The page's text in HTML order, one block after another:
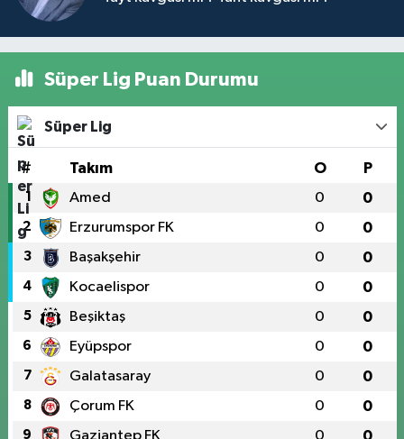
Süper Lig Puan Durumu
Süper Lig
# Takım O P
1 Amed 0 0
2 Erzurumspor FK 0 0
3 Başakşehir 0 0
4 Kocaelispor 0 0
5 Beşiktaş 0 0
6 Eyüpspor 0 0
7 Galatasaray 0 0
8 Çorum FK 0 0
9